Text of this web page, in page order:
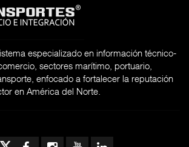
especializado en información técnico-
sectores marítimo, portuario,
enfocado a fortalecer la reputación
en América del Norte.